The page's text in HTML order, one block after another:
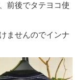
前後でタテヨコ使
ませんのでインナ